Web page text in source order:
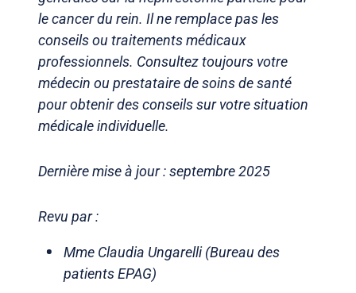
le cancer du rein. Il ne remplace pas les
conseils ou traitements médicaux
professionnels. Consultez toujours votre
médecin ou prestataire de soins de santé
pour obtenir des conseils sur votre situation
médicale individuelle.
Dernière mise à jour : septembre 2025
Revu par :
Mme Claudia Ungarelli (Bureau des
patients EPAG)